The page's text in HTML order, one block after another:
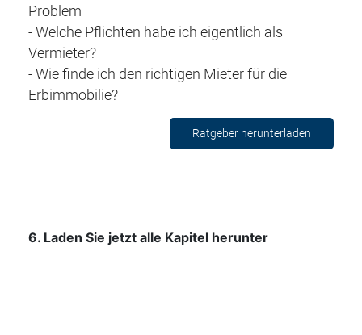
Problem
- Welche Pflichten habe ich eigentlich als
Vermieter?
- Wie finde ich den richtigen Mieter für die
Erbimmobilie?
Ratgeber herunterladen
6. Laden Sie jetzt alle Kapitel herunter